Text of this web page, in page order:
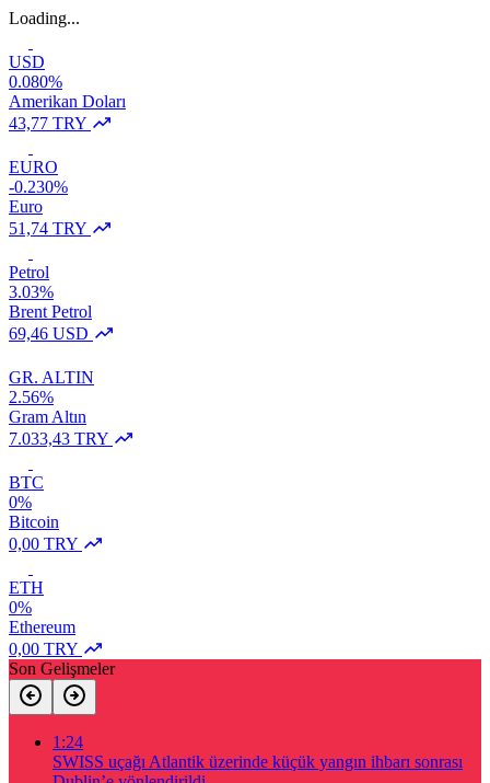
Loading...
USD
0.080%
Amerikan Doları
43,77 TRY
EURO
-0.230%
Euro
51,74 TRY
Petrol
3.03%
Brent Petrol
69,46 USD
GR. ALTIN
2.56%
Gram Altın
7.033,43 TRY
BTC
0%
Bitcoin
0,00 TRY
ETH
0%
Ethereum
0,00 TRY
Son Gelişmeler
1:24
SWISS uçağı Atlantik üzerinde küçük yangın ihbarı sonrası